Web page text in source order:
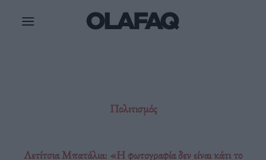
Πολιτισμός
Λετίτσια Μπατάλια: «Η φωτογραφία δεν είναι κάτι το